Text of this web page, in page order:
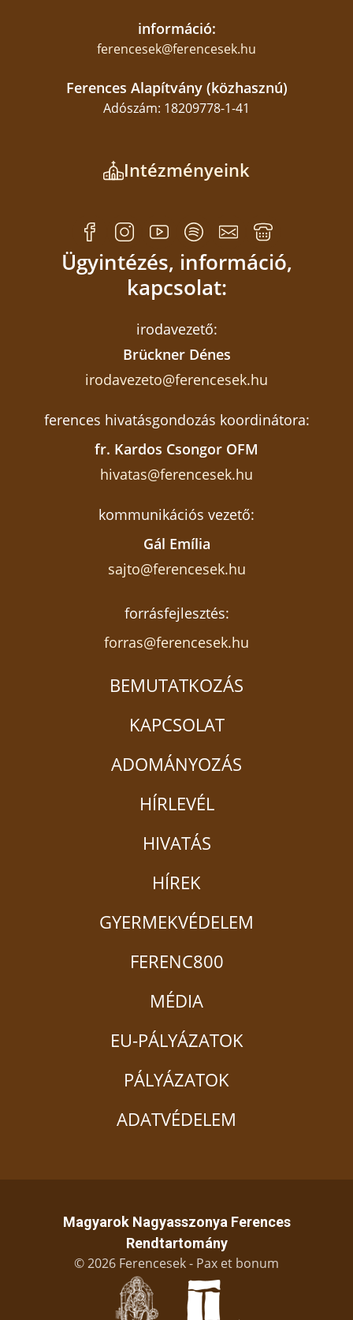
információ:
ferencesek@ferencesek.hu
Ferences Alapítvány (közhasznú)
Adószám: 18209778-1-41
Intézményeink
Ügyintézés, információ,
kapcsolat:
irodavezető:
Brückner Dénes
irodavezeto@ferencesek.hu
ferences hivatásgondozás koordinátora:
fr. Kardos Csongor OFM
hivatas@ferencesek.hu
kommunikációs vezető:
Gál Emília
sajto@ferencesek.hu
forrásfejlesztés:
forras@ferencesek.hu
BEMUTATKOZÁS
KAPCSOLAT
ADOMÁNYOZÁS
HÍRLEVÉL
HIVATÁS
HÍREK
GYERMEKVÉDELEM
FERENC800
MÉDIA
EU-PÁLYÁZATOK
PÁLYÁZATOK
ADATVÉDELEM
Magyarok Nagyasszonya Ferences
Rendtartomány
© 2026 Ferencesek - Pax et bonum